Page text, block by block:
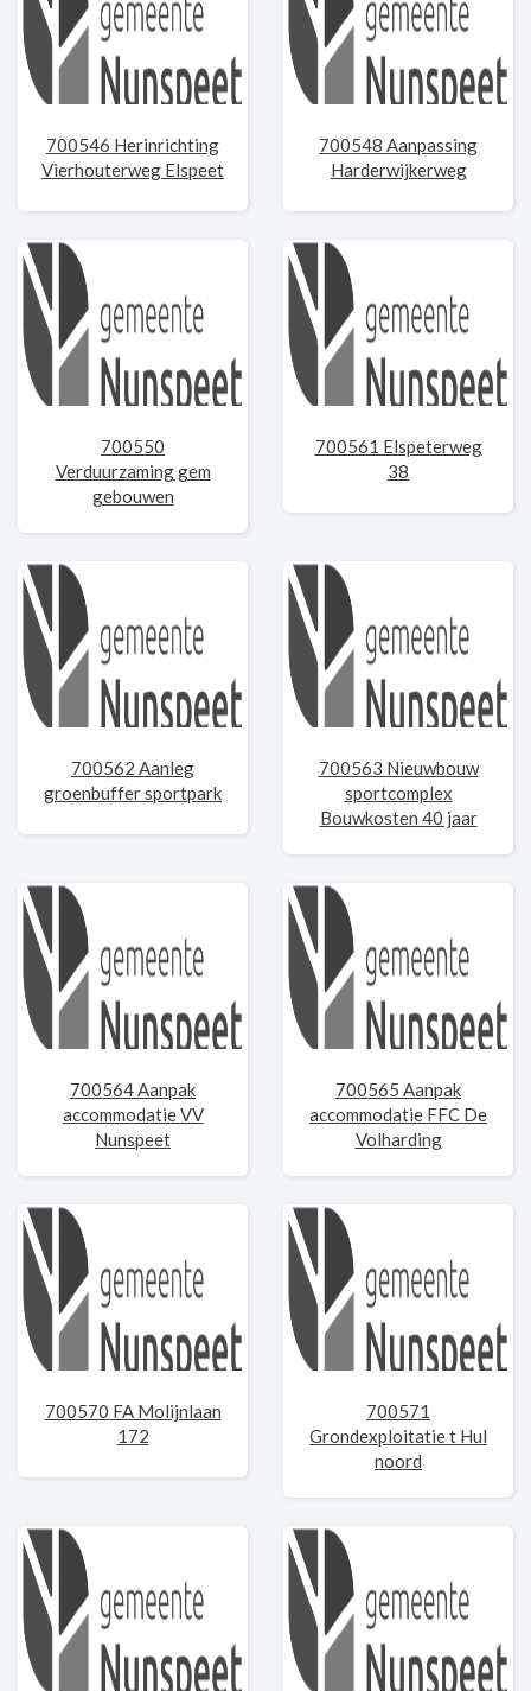
700546 Herinrichting
Vierhouterweg Elspeet
700548 Aanpassing
Harderwijkerweg
700550
Verduurzaming gem
gebouwen
700561 Elspeterweg
38
700562 Aanleg
groenbuffer sportpark
700563 Nieuwbouw
sportcomplex
Bouwkosten 40 jaar
700564 Aanpak
accommodatie VV
Nunspeet
700565 Aanpak
accommodatie FFC De
Volharding
700570 FA Molijnlaan
172
700571
Grondexploitatie t Hul
noord